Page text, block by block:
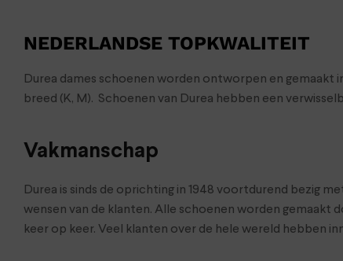
NEDERLANDSE TOPKWALITEIT
Durea dames schoenen worden ontworpen en gemaakt
breed (K, M). Schoenen van Durea hebben een
Vakmanschap
Durea is sinds de oprichting in 1948 voortdurend bezig
wensen van de klanten. Alle schoenen worden
keer op keer. Veel klanten over de hele wereld hebben